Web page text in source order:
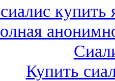
купить
Купить